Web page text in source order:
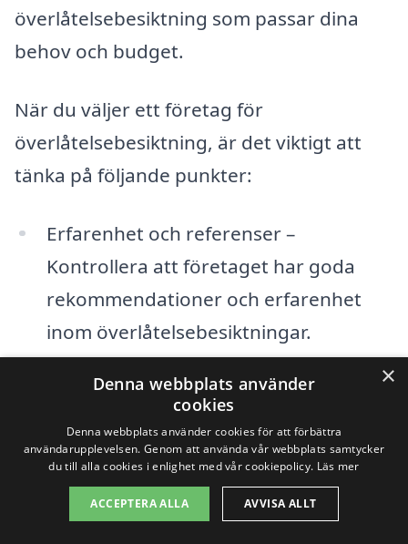
överlåtelsebesiktning som passar dina
behov och budget.
När du väljer ett företag för
överlåtelsebesiktning, är det viktigt att
tänka på följande punkter:
Erfarenhet och referenser –
Kontrollera att företaget har goda
rekommendationer och erfarenhet
inom överlåtelsebesiktningar.
Certifieringar – Se till att
besiktningsföretaget har rätt certifikat
och licenser för att utföra jobbet.
Kostnadsberäkningar – Be om offerter
från flera företag för att kunna
×
Denna webbplats använder
cookies
Denna webbplats använder cookies för att förbättra
användarupplevelsen. Genom att använda vår webbplats samtycker
du till alla cookies i enlighet med vår cookiepolicy. Läs mer
ACCEPTERA ALLA AVVISA ALLT